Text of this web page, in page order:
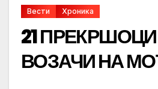
Вести Хроника
21
ВОЗАЧИ НА